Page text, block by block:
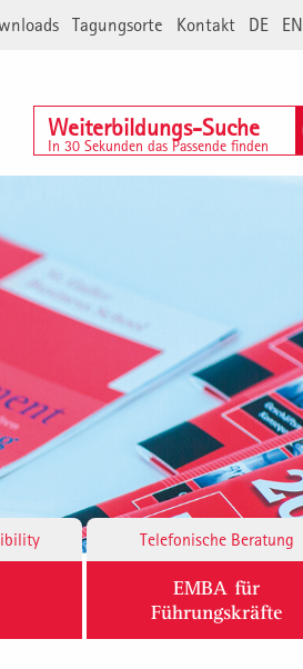
EN
DE
Kontakt
Tagungsorte
Weiterbildungs-Suche
In 30 Sekunden das Passende finden
Telefonische Beratung
EMBA für
Führungskräfte